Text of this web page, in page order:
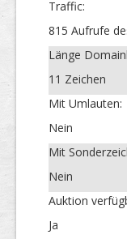
Traffic:
815 Aufrufe
Länge
11 Zeichen
Mit Umlauten:
Nein
Mit
Nein
Auktion
Ja